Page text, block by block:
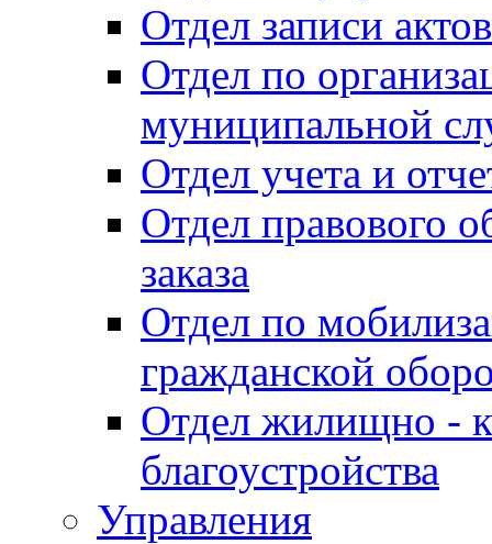
Отдел записи
Отдел по
муниципальной
Отдел учета и
Отдел правового
заказа
Отдел по
гражданской
Отдел жилищно -
благоустройства
Управления